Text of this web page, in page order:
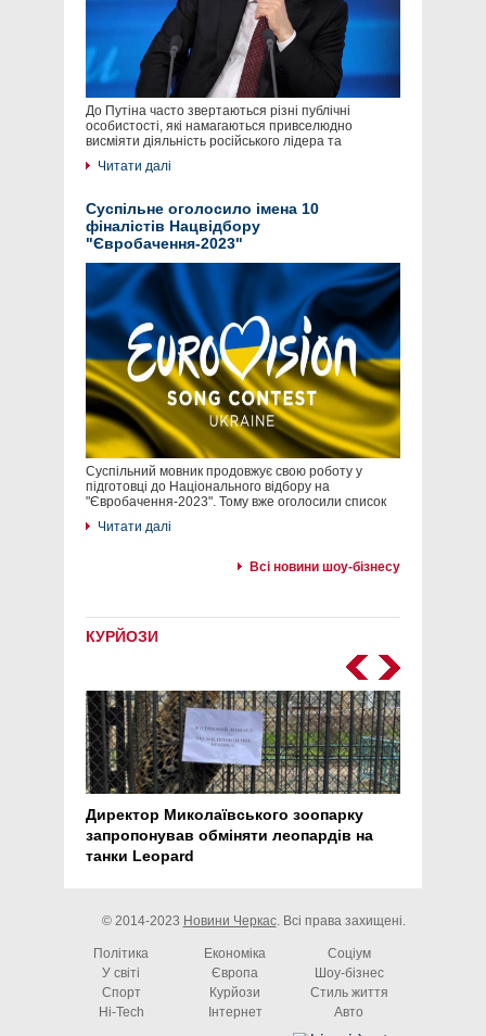
До Путіна часто звертаються різні публічні
особистості, які намагаються привселюдно
висміяти діяльність російського лідера та
Читати далі
Суспільне оголосило імена 10
фіналістів Нацвідбору
"Євробачення-2023"
Суспільний мовник продовжує свою роботу у
підготовці до Національного відбору на
"Євробачення-2023". Тому вже оголосили список
Читати далі
Всі новини шоу-бізнесу
КУРЙОЗИ
Директор Миколаївського зоопарку
запропонував обміняти леопардів на
танки Leopard
© 2014-2023 Новини Черкас. Всі права захищені.
Політика Економіка
Соціум
У світі
Європа
Шоу-бізнес
Спорт
Курйози
Стиль життя
Hi-Tech
Інтернет Авто